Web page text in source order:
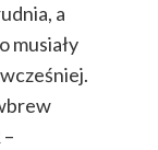
a
musiały